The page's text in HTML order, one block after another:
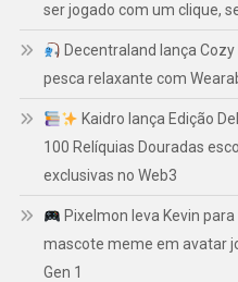
ser jogado com um clique,
Decentraland lança
pesca relaxante com
Kaidro lança Edição
100 Relíquias Douradas
exclusivas no Web3
Pixelmon leva Kevin
mascote meme em avatar
Gen 1